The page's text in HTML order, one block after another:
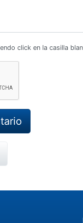
click en la casilla